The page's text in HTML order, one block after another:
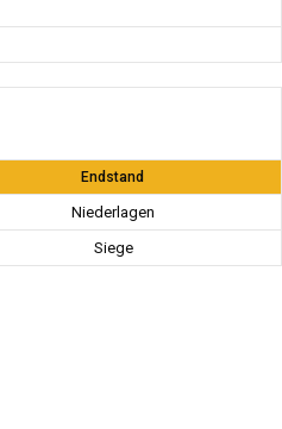
Endstand
Niederlagen
Siege